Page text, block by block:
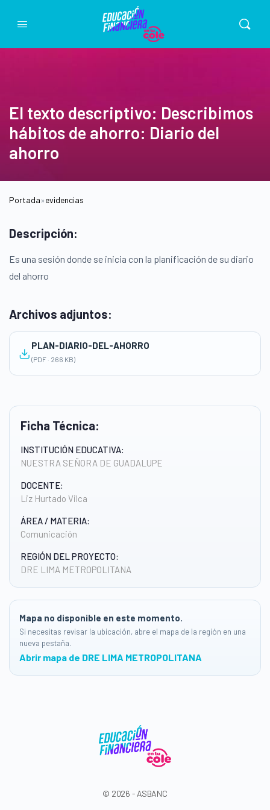
El texto descriptivo: Describimos
hábitos de ahorro: Diario del
ahorro
Portada»evidencias
Ficha Técnica:
INSTITUCIÓN EDUCATIVA:
NUESTRA SEÑORA DE GUADALUPE
DOCENTE:
Liz Hurtado Vilca
ÁREA / MATERIA:
Comunicación
REGIÓN DEL PROYECTO:
DRE LIMA METROPOLITANA
Mapa no disponible en este momento.
Si necesitas revisar la ubicación, abre el mapa de la región en una
nueva pestaña.
Abrir mapa de DRE LIMA METROPOLITANA
Descripción:
Es una sesión donde se inicia con la planificación de su diario
del ahorro
Archivos adjuntos:
PLAN-DIARIO-DEL-AHORRO
(PDF · 266 KB)
© 2026 - ASBANC